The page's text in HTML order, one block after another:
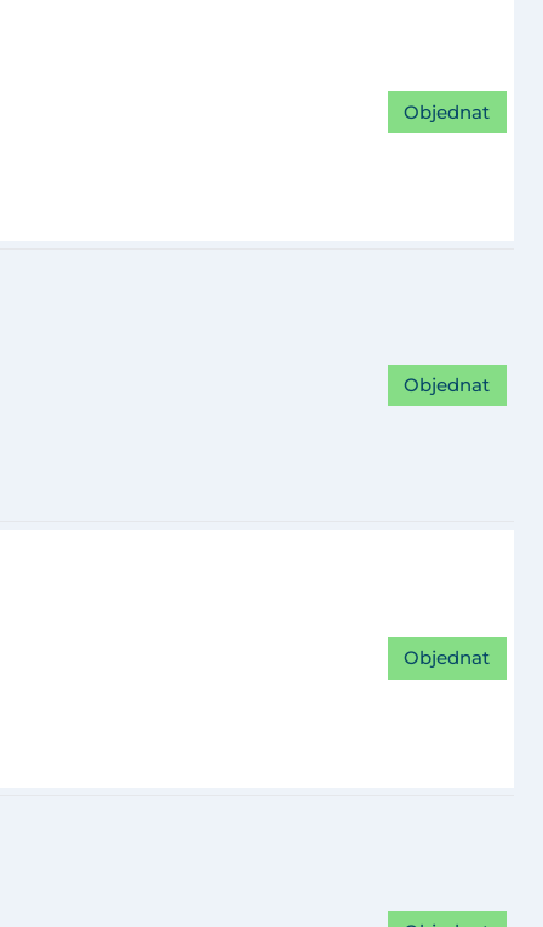
Objednat
Objednat
Objednat